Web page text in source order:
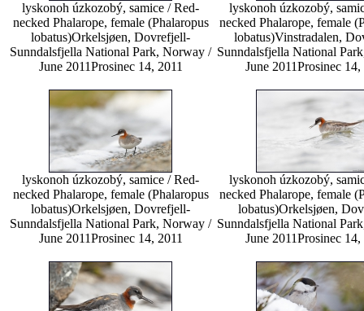
lyskonoh úzkozobý, samice / Red-
necked Phalarope, female (Phalaropus
lobatus)Orkelsjøen, Dovrefjell-
Sunndalsfjella National Park, Norway /
June 2011Prosinec 14, 2011
lyskonoh úzkozobý,
necked Phalarope, female
lobatus)Vinstradalen,
Sunndalsfjella National
June 2011Prosinec 14,
lyskonoh úzkozobý, samice / Red-
necked Phalarope, female (Phalaropus
lobatus)Orkelsjøen, Dovrefjell-
Sunndalsfjella National Park, Norway /
June 2011Prosinec 14, 2011
lyskonoh úzkozobý,
necked Phalarope, female
lobatus)Orkelsjøen,
Sunndalsfjella National
June 2011Prosinec 14,